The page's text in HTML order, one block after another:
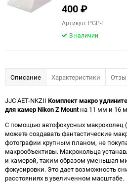
400₽
Артикул: PGP-F
В наличии
Описание Характеристики
JJC AET-NKZII Комплект макро
для камер Nikon Z Mountна 11 мм и 16
С помощью автофокусных макроколец
можете создавать фантастические
фотографии крупным планом, не
макрообъективы. Макрокольца
и камерой, таким образом уменьшая
фокусировки. Это дает возможность
расстояниях в увеличенном масштабе.